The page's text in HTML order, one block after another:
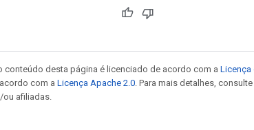
conteúdo desta página é licenciado de acordo com a Licença
com a Licença Apache 2.0 . Para mais detalhes,
ou afiliadas.